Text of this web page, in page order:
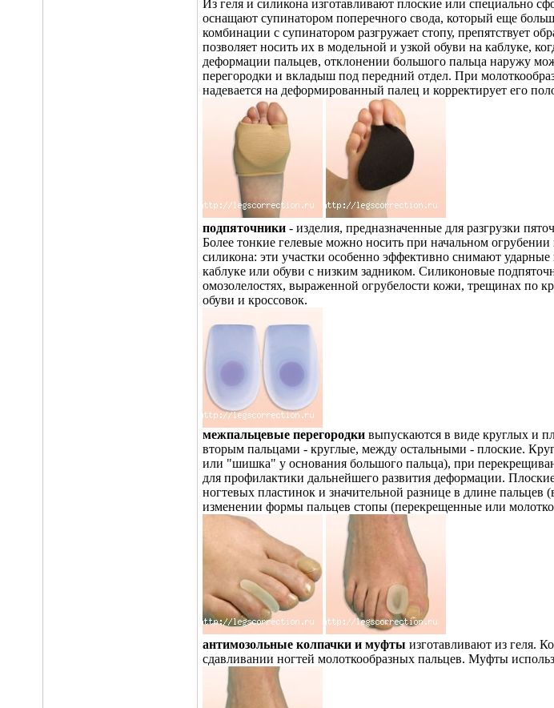
Из геля и силикона изготавливают плоские или специально
оснащают супинатором поперечного свода, который еще
комбинации с супинатором разгружает стопу, препятствует
позволяет носить их в модельной и узкой обуви на каблуке,
деформации пальцев, отклонении большого пальца наружу
перегородки и вкладыш под передний отдел. При
надевается на деформированный палец и корректирует его
подпяточники - изделия, предназначенные для разгрузки
Более тонкие гелевые можно носить при начальном
силикона: эти участки особенно эффективно снимают
каблуке или обуви с низким задником. Силиконовые
омозолелостях, выраженной огрубелости кожи, трещинах по
обуви и кроссовок.
межпальцевые перегородки выпускаются в виде круглых и
вторым пальцами - круглые, между остальными - плоские.
или "шишка" у основания большого пальца), при
для профилактики дальнейшего развития деформации.
ногтевых пластинок и значительной разнице в длине пальцев
изменении формы пальцев стопы (перекрещенные или
антимозольные колпачки и муфты изготавливают из геля.
сдавливании ногтей молоткообразных пальцев. Муфты